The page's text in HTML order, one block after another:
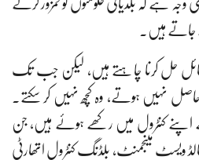
وجہ ہے کہ بلدیاتی حکومتوں کو کمزور کرنے
جاتے ہیں۔
مسائل حل کرنا چاہتے ہیں، لیکن جب تک
نہیں ہوتے، وہ کچھ نہیں کر سکتے۔
اپنے کنٹرول میں رکھے ہوئے ہیں، جن
سالڈ ویسٹ مینجمنٹ، بلڈنگ کنٹرول اتھارٹی